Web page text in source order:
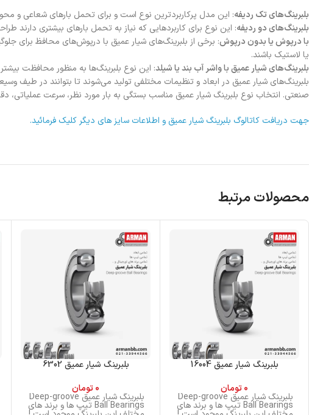
بلبرینگ‌های تک ردیفه: این مدل پرکاربردترین نوع است و برای تحمل بارهای شعاعی و
بلبرینگ‌های دو ردیفه: این نوع برای کاربردهایی که نیاز به تحمل بارهای بیشتری دارند
با درپوش یا بدون درپوش: برخی از بلبرینگ‌های شیار عمیق با درپوش‌های محافظ برای
یا لاستیک باشند.
بلبرینگ‌های شیار عمیق با واشر آب بند یا شیلد: این نوع بلبرینگ‌ها به منظور محافظت
بلبرینگ‌های شیار عمیق در ابعاد و تنظیمات مختلفی تولید می‌شوند تا بتوانند در طیف
صنعتی. انتخاب نوع بلبرینگ شیار عمیق مناسب بستگی به بار مورد نظر، سرعت عملیاتی،
جهت دریافت کاتالوگ بلبرینگ شیار عمیق و اطلاعات سایز های دیگر کلیک فرمائید.
محصولات مرتبط
بلبرینگ شیار عمیق 16004
0تومان
بلبرینگ شیار عمیق Deep-groove
Ball Bearings تیپ ها و برند های
بلبرینگ شیار عمیق 6302
0تومان
بلبرینگ شیار عمیق Deep-groove
Ball Bearings تیپ ها و برند های